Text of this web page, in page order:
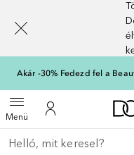
Akár -30% Fedezd fel a
MenüMenü megnyitása
A fiókomhoz
Menj vissza
Keresés végrehajtása